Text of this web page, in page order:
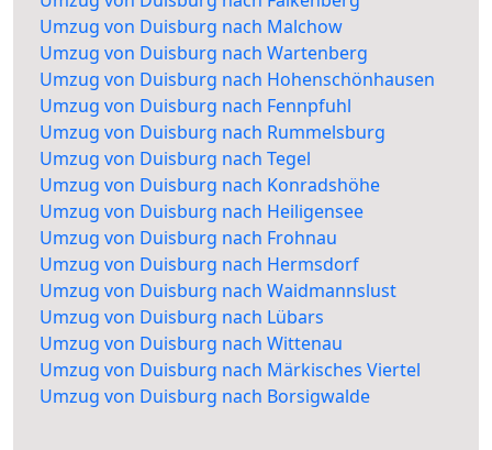
Umzug von Duisburg nach Malchow
Umzug von Duisburg nach Wartenberg
Umzug von Duisburg nach Hohenschönhausen
Umzug von Duisburg nach Fennpfuhl
Umzug von Duisburg nach Rummelsburg
Umzug von Duisburg nach Tegel
Umzug von Duisburg nach Konradshöhe
Umzug von Duisburg nach Heiligensee
Umzug von Duisburg nach Frohnau
Umzug von Duisburg nach Hermsdorf
Umzug von Duisburg nach Waidmannslust
Umzug von Duisburg nach Lübars
Umzug von Duisburg nach Wittenau
Umzug von Duisburg nach Märkisches Viertel
Umzug von Duisburg nach Borsigwalde